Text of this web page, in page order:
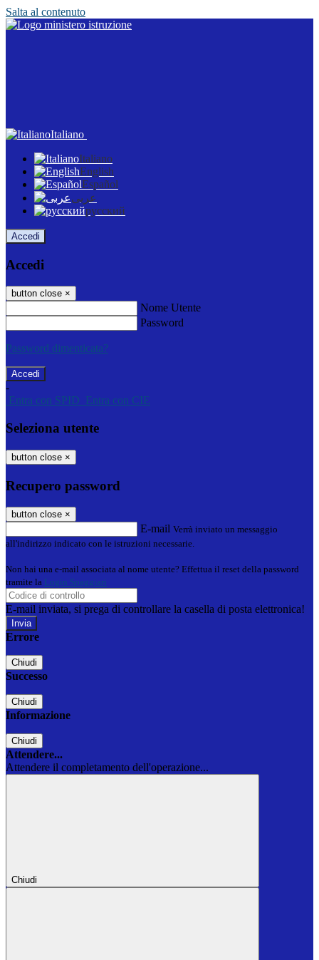
Salta al contenuto
Italiano
Italiano
English
Español
عربى
русский
Accedi
Accedi
button close ×
Nome Utente
Password
Password dimenticata?
-
Entra con SPID Entra con CIE
Seleziona utente
button close ×
Recupero password
button close ×
E-mail Verrà inviato un messaggio
all'indirizzo indicato con le istruzioni necessarie.
Non hai una e-mail associata al nome utente? Effettua il reset della password
tramite la Login Spaggiari
E-mail inviata, si prega di controllare la casella di posta elettronica!
Errore
Chiudi
Successo
Chiudi
Informazione
Chiudi
Attendere...
Attendere il completamento dell'operazione...
Chiudi